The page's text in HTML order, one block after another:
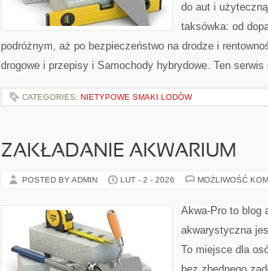
do aut i
taksówka: od
podróżnym, aż po bezpieczeństwo na drodze i
drogowe i przepisy i Samochody hybrydowe. Ten
CATEGORIES: NIETYPOWE SMAKI LODÓW
ZAKŁADANIE AKWARIUM
POSTED BY ADMIN LUT - 2 - 2026 MOŻLIWOŚĆ
Akwa-Pro to blog
akwarystyczna
To miejsce dla